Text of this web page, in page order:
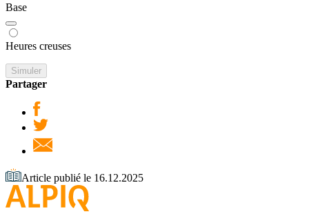
Base
Heures creuses
Simuler
Partager
Article publié le 16.12.2025